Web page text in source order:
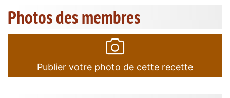
Photos des membres
Publier votre photo de cette recette